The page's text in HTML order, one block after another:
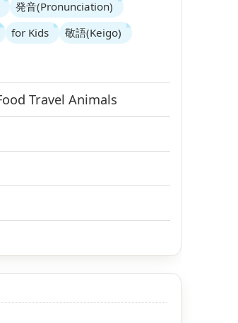
発音(Pronunciation)
for Kids
敬語(Keigo)
Travel Animals